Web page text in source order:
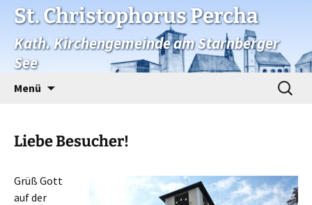
St. Christophorus Percha
Kath. Kirchengemeinde am Starnberger
See
Menü
Suchen
nach:
Liebe Besucher!
Grüß Gott
auf der